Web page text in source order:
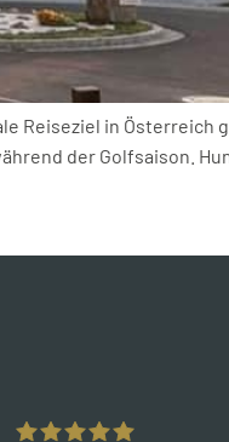
Reiseziel in Österreich
der Golfsaison.